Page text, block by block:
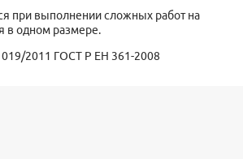
при выполнении сложных работ на
в одном размере.
2011 ГОСТ Р ЕН 361-2008